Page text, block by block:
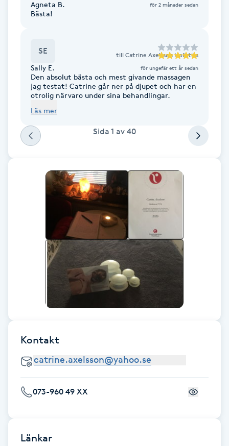
Fotsvamp
Fransar
Fransborttagning
Fransfärgning
Fransförlängning
Fransförlängning Megavolym
Fransförlängning Volym
Fransk manikyr
Fransrengöring
Friskvård
Färgning
Agneta B. för 2 månader sedan
Bästa!
SE till Catrine Axelsson Holistics
Sally E. för ungefär ett år sedan
Den absolut bästa och mest givande massagen
jag testat! Catrine går ner på djupet och har en
otrolig närvaro under sina behandlingar.
Läs mer
Sida 1 av 40
Kontakt
073-960 49 XX
Länkar